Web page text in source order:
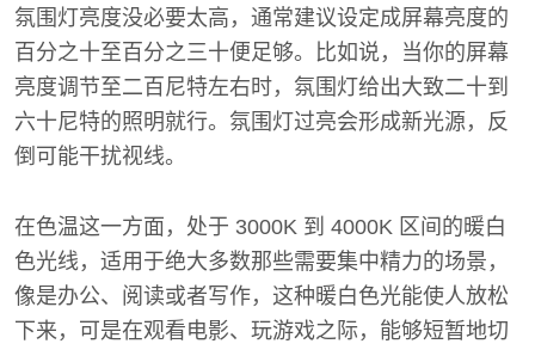
氛围灯亮度没必要太高，通常建议设定成屏幕亮度的
百分之十至百分之三十便足够。比如说，当你的屏幕
亮度调节至二百尼特左右时，氛围灯给出大致二十到
六十尼特的照明就行。氛围灯过亮会形成新光源，反
倒可能干扰视线。
在色温这一方面，处于 3000K 到 4000K 区间的暖白
色光线，适用于绝大多数那些需要集中精力的场景，
像是办公、阅读或者写作，这种暖白色光能使人放松
下来，可是在观看电影、玩游戏之际，能够短暂地切